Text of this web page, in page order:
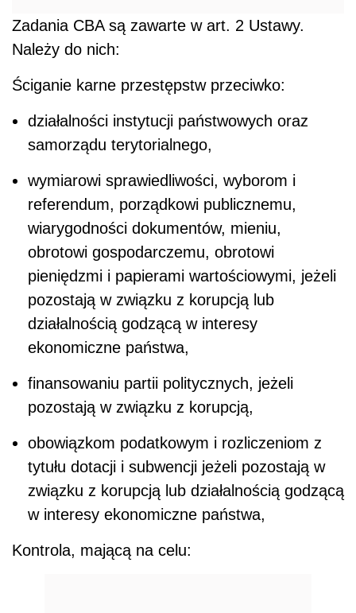
Zadania CBA są zawarte w art. 2 Ustawy.
Należy do nich:
Ściganie karne przestępstw przeciwko:
działalności instytucji państwowych oraz
samorządu terytorialnego,
wymiarowi sprawiedliwości, wyborom i
referendum, porządkowi publicznemu,
wiarygodności dokumentów, mieniu,
obrotowi gospodarczemu, obrotowi
pieniędzmi i papierami wartościowymi, jeżeli
pozostają w związku z korupcją lub
działalnością godzącą w interesy
ekonomiczne państwa,
finansowaniu partii politycznych, jeżeli
pozostają w związku z korupcją,
obowiązkom podatkowym i rozliczeniom z
tytułu dotacji i subwencji jeżeli pozostają w
związku z korupcją lub działalnością godzącą
w interesy ekonomiczne państwa,
Kontrola, mającą na celu: